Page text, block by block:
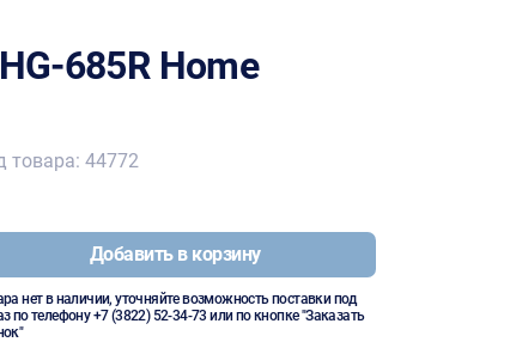
685R Home
товара: 44772
Добавить в корзину
нет в наличии, уточняйте возможность поставки под
по телефону+7 (3822) 52-34-73 или по кнопке "Заказать